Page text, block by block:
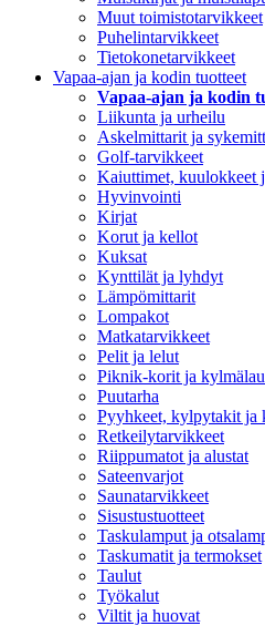
Muut toimistotarvikkeet
Puhelintarvikkeet
Tietokonetarvikkeet
Vapaa-ajan ja kodin tuotteet
Vapaa-ajan ja kodin
Liikunta ja urheilu
Askelmittarit ja
Golf-tarvikkeet
Kaiuttimet, kuulokkeet
Hyvinvointi
Kirjat
Korut ja kellot
Kuksat
Kynttilät ja lyhdyt
Lämpömittarit
Lompakot
Matkatarvikkeet
Pelit ja lelut
Piknik-korit ja
Puutarha
Pyyhkeet, kylpytakit ja
Retkeilytarvikkeet
Riippumatot ja alustat
Sateenvarjot
Saunatarvikkeet
Sisustustuotteet
Taskulamput ja
Taskumatit ja termokset
Taulut
Työkalut
Viltit ja huovat